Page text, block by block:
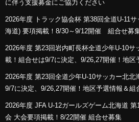
に伴う支援募金にご協力ください
2026年度 トラック協会杯 第38回全道U-11
海道) 要項掲載！8/30～9/12開催 組合せ募
2026年度 第23回岩内町長杯全道少年U-10
載！組合せは9/7に決定、9/26,27開催！地区
2026年度 第23回全道少年U-10サッカー北北
9/7に決定、9/26,27開催！地区予選情報＆組
2026年度 JFA U-12ガールズゲーム北海道
会 大会要項掲載！8/22開催 組合せ募集